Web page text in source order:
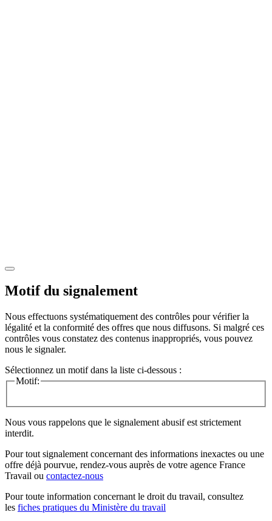
Motif du signalement
Nous effectuons systématiquement des contrôles pour vérifier la
légalité et la conformité des offres que nous diffusons. Si malgré ces
contrôles vous constatez des contenus inappropriés, vous pouvez
nous le signaler.
Sélectionnez un motif dans la liste ci-dessous :
Motif:
Nous vous rappelons que le signalement abusif est strictement
interdit.
Pour tout signalement concernant des informations inexactes ou une
offre déjà pourvue, rendez-vous auprès de votre agence France
Travail ou contactez-nous
Pour toute information concernant le droit du travail, consultez
les fiches pratiques du Ministère du travail